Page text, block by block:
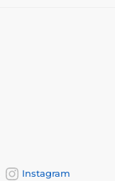
Instagram